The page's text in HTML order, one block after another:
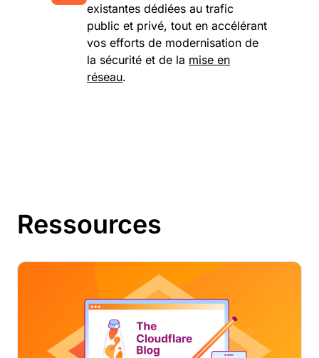
existantes dédiées au trafic
public et privé, tout en accélérant
vos efforts de modernisation de
la sécurité et de la mise en
réseau.
Ressources